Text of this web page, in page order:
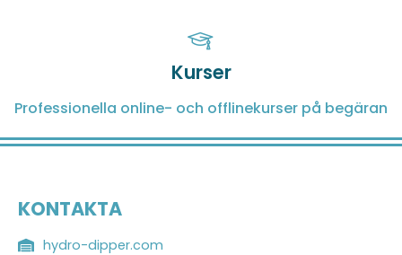
Kurser
Professionella online- och offlinekurser på begäran
KONTAKTA
hydro-dipper.com